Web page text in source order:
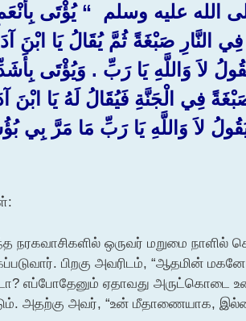
عليه وسلم ‏ “‏ يُؤْتَى بِأَنْعَمِ
فِي النَّارِ صَبْغَةً ثُمَّ يُقَالُ يَا
لاَ وَاللَّهِ يَا رَبِّ ‏.‏ وَيُؤْتَى
فِي الْجَنَّةِ فَيُقَالُ لَهُ يَا
لاَ وَاللَّهِ يَا رَبِّ مَا مَرَّ
நரகவாசிகளில் ஒருவர் மறுமை நாளில்
பிறகு அவரிடம், “ஆதமின்
எப்போதேனும் ஏதாவது அருட்கொடை
அதற்கு அவர், “உன் மீதாணையாக,